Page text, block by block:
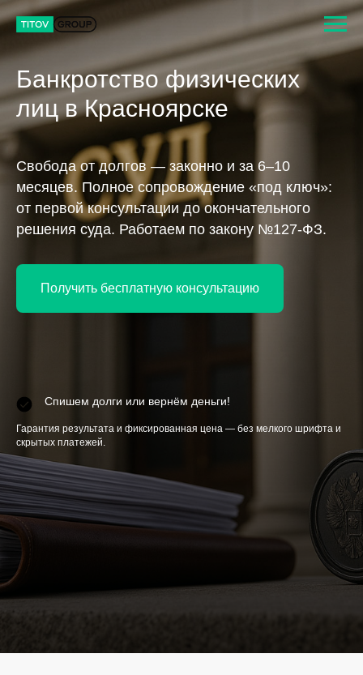
Банкротство физических
лиц в Красноярске
Свобода от долгов — законно и за 6–10
месяцев. Полное сопровождение «под ключ»:
от первой консультации до окончательного
решения суда. Работаем по закону №127-ФЗ.
Получить бесплатную консультацию
Спишем долги или вернём деньги!
Гарантия результата и фиксированная цена — без мелкого шрифта и
скрытых платежей.